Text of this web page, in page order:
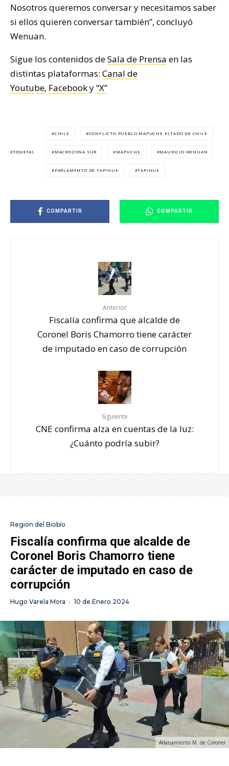
Nosotros queremos conversar y necesitamos saber
si ellos quieren conversar también”, concluyó
Wenuan.
Sigue los contenidos deSala de Prensa en las
distintas plataformas: Canal de
Youtube, Facebooky“X”
ETIQUETAS
CHILE CONFLICTO PUEBLO MAPUCHE ESTADO DE CHILE
MACROZONA SUR MAPUCHE MAURICIO WENUAN
PARLAMENTO DE TAPIHUE TAPIHUE
COMPARTIR COMPARTIR
Anterior
Fiscalía confirma que alcalde de
Coronel Boris Chamorro tiene carácter
de imputado en caso de corrupción
Siguiente
CNE confirma alza en cuentas de la luz:
¿Cuánto podría subir?
Región del Biobío
Fiscalía confirma que alcalde de
Coronel Boris Chamorro tiene
carácter de imputado en caso de
corrupción
Hugo Varela Mora · 10 de Enero 2024
Allanamiento M. de Coronel